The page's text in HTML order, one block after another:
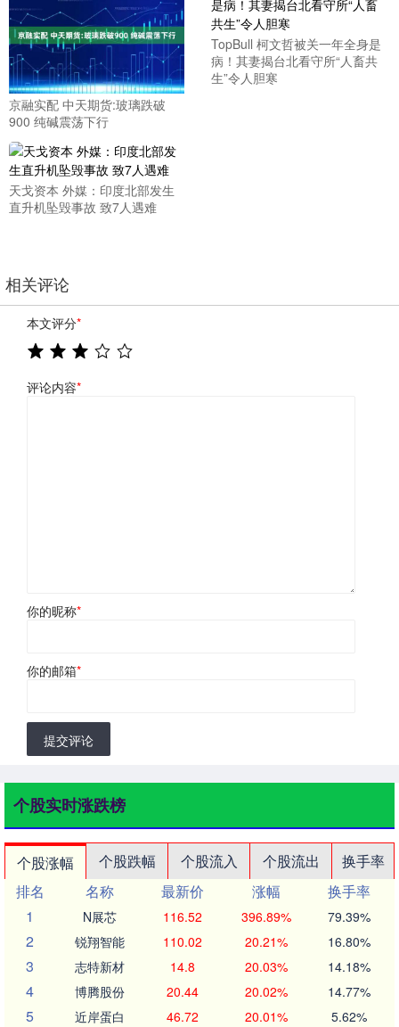
京融实配 中天期货:玻璃跌破
900 纯碱震荡下行
TopBull 柯文哲被关一年全身是
病！其妻揭台北看守所“人畜共
生”令人胆寒
天戈资本 外媒：印度北部发生
直升机坠毁事故 致7人遇难
相关评论
本文评分*
评论内容*
你的昵称*
你的邮箱*
提交评论
个股实时涨跌榜
个股涨幅 个股跌幅 个股流入 个股流出
换手率
排名
名称 最新价 涨幅
换手率
1
N展芯 116.52 396.89% 79.39%
2 锐翔智能 110.02 20.21% 16.80%
3 志特新材 14.8 20.03% 14.18%
4 博腾股份 20.44 20.02% 14.77%
5 近岸蛋白 46.72 20.01% 5.62%